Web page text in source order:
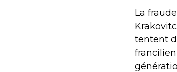
La
tentent